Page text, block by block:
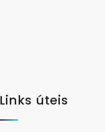
Links úteis